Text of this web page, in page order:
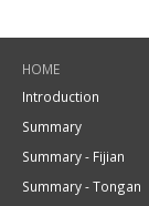
HOME
Introduction
Summary
Summary - Fijian
Summary - Tongan